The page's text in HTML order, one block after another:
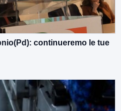
continueremo le tue